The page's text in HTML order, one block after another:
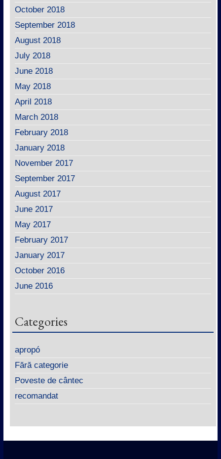
October 2018
September 2018
August 2018
July 2018
June 2018
May 2018
April 2018
March 2018
February 2018
January 2018
November 2017
September 2017
August 2017
June 2017
May 2017
February 2017
January 2017
October 2016
June 2016
Categories
apropó
Fără categorie
Poveste de cântec
recomandat